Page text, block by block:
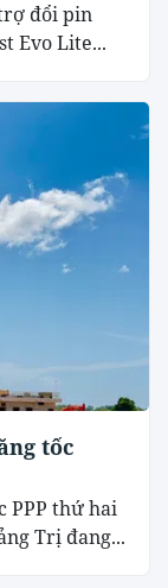
đổi pin
Evo Lite...
tốc
PPP thứ hai
Trị đang...